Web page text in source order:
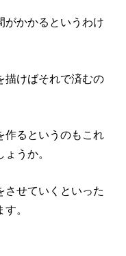
がかかるというわけ
描けばそれで済むの
作るというのもこれ
うか。
させていくといった
。